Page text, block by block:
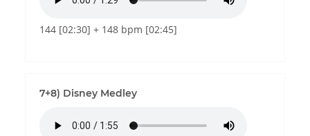
144 [02:30] + 148 bpm [02:45]
7+8) Disney Medley